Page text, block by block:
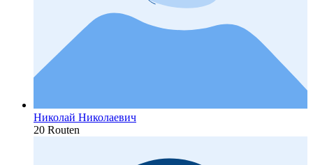
Николай Николаевич
20 Routen